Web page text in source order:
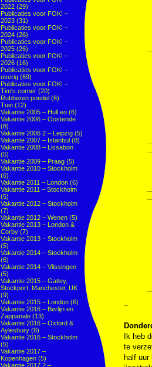
2022 (29)
Publicaties voor FOK! –
2023 (31)
Publicaties voor FOK! –
2024 (26)
Publicaties voor FOK! –
2025 (26)
Publicaties voor FOK! –
2026 (16)
Publicaties voor FOK! –
overig (69)
Publicaties voor FOK! –
Tim's corner (20)
Rubberen poedel (6)
Tuin (12)
Vakantie 2005 – Hull eo (6)
Vakantie 2006 – Oostende
(8)
Vakantie 2006 2 – Leipzig (5)
Vakantie 2007 – Istanbul (8)
Vakantie 2008 – Lissabon
(5)
Vakantie 2009 – Praag (5)
Vakantie 2010 – Stockholm
(6)
Vakantie 2011 – London (6)
Vakantie 2011 – Stockholm
(5)
Vakantie 2012 – Stockholm
(7)
Vakantie 2012 – Wenen (5)
Vakantie 2013 – London &
Corby (7)
Vakantie 2013 – Stockholm
(5)
Vakantie 2014 – Stockholm
(6)
Vakantie 2014 – Vlissingen
(5)
Vakantie 2015 – Gatley,
Stockport, Manchester, UK
(9)
Vakantie 2015 – London (6)
Vakantie 2016 – Berlijn en
Zappanale (13)
Vakantie 2016 – Oxford &
Aylesbury (8)
Vakantie 2016 – Stockholm
(5)
Vakantie 2017 –
Kopenhagen (5)
Vakantie 2017 2 –
–
Ik heb
te
half